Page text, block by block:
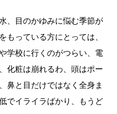
、目のかゆみに悩む季節が
もっている方にとっては、
学校に行くのがつらい、電
化粧は崩れるわ、頭はポー
鼻と目だけではなく全身ま
でイライラばかり、もうど